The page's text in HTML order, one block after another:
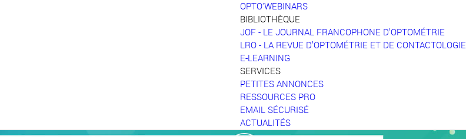
OPTO'WEBINARS
BIBLIOTHÈQUE
JOF - LE JOURNAL FRANCOPHONE D’OPTOMÉTRIE
LRO - LA REVUE D’OPTOMÉTRIE ET DE CONTACTOLOGIE
E-LEARNING
SERVICES
PETITES ANNONCES
RESSOURCES PRO
EMAIL SÉCURISÉ
ACTUALITÉS